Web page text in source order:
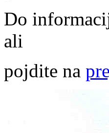
Do
ali
pojdite na